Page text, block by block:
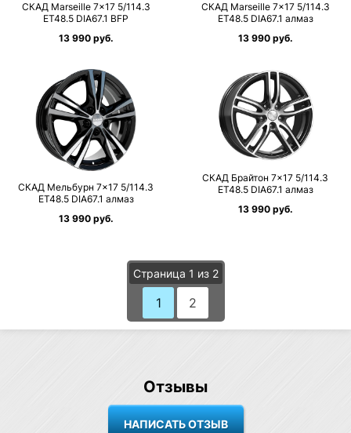
СКАД Marseille 7×17 5/114.3
ET48.5 DIA67.1 BFP
13 990 руб.
СКАД Marseille 7×17 5/114.3
ET48.5 DIA67.1 алмаз
13 990 руб.
СКАД Мельбурн 7×17 5/114.3
ET48.5 DIA67.1 алмаз
13 990 руб.
СКАД Брайтон 7×17 5/114.3
ET48.5 DIA67.1 алмаз
13 990 руб.
Страница 1 из 2
1 2
Отзывы